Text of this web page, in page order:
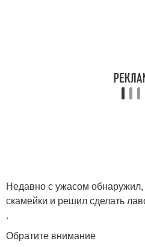
Недавно с ужасом обнаружил,
скамейки и решил сделать
.
Обратите внимание